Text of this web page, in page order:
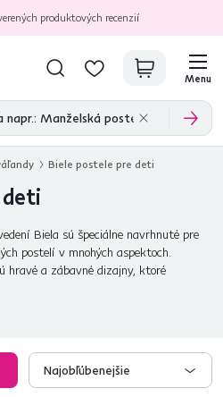
nad 199 €produktových recenzií
Menu
Biele postele pre deti
Biela sú špeciálne navrhnuté pre
postelí v mnohých aspektoch.
hravé a zábavné dizajny, ktoré
Najobľúbenejšie